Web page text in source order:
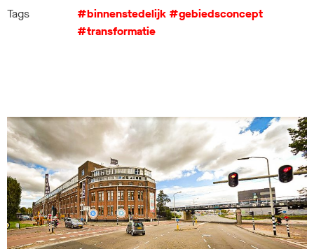
Tags
#binnenstedelijk#gebiedsconcept
#transformatie